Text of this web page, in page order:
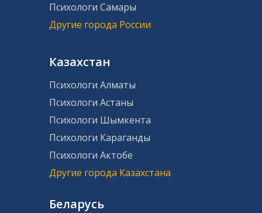
Психологи Самары
Другие города России
Казахстан
Психологи Алматы
Психологи Астаны
Психологи Шымкента
Психологи Караганды
Психологи Актобе
Другие города Казахстана
Беларусь